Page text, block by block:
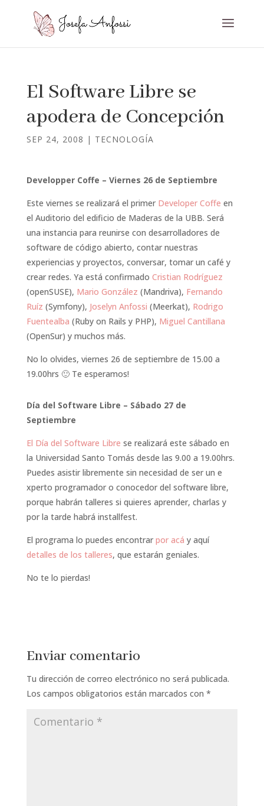
El Software Libre se
apodera de Concepción
SEP 24, 2008 | TECNOLOGÍA
Developper Coffe – Viernes 26 de Septiembre
Este viernes se realizará el primer Developer Coffe en
el Auditorio del edificio de Maderas de la UBB. Será
una instancia para reunirse con desarrolladores de
software de código abierto, contar nuestras
experiencias y proyectos, conversar, tomar un café y
crear redes. Ya está confirmado Cristian Rodríguez
(openSUSE), Mario González (Mandriva), Fernando
Ruíz (Symfony), Joselyn Anfossi (Meerkat), Rodrigo
Fuentealba (Ruby on Rails y PHP), Miguel Cantillana
(OpenSur) y muchos más.
No lo olvides, viernes 26 de septiembre de 15.00 a
19.00hrs 🙂 Te esperamos!
Día del Software Libre – Sábado 27 de
Septiembre
El Día del Software Libre se realizará este sábado en
la Universidad Santo Tomás desde las 9.00 a 19.00hrs.
Puedes asistir libremente sin necesidad de ser un e
xperto programador o conocedor del software libre,
porque habrán talleres si quieres aprender, charlas y
por la tarde habrá installfest.
El programa lo puedes encontrar por acá y aquí
detalles de los talleres, que estarán geniales.
No te lo pierdas!
Enviar comentario
Tu dirección de correo electrónico no será publicada.
Los campos obligatorios están marcados con *